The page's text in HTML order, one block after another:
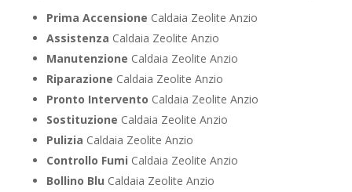
Prima Accensione Caldaia Zeolite Anzio
Assistenza Caldaia Zeolite Anzio
Manutenzione Caldaia Zeolite Anzio
Riparazione Caldaia Zeolite Anzio
Pronto Intervento Caldaia Zeolite Anzio
Sostituzione Caldaia Zeolite Anzio
Pulizia Caldaia Zeolite Anzio
Controllo Fumi Caldaia Zeolite Anzio
Bollino Blu Caldaia Zeolite Anzio